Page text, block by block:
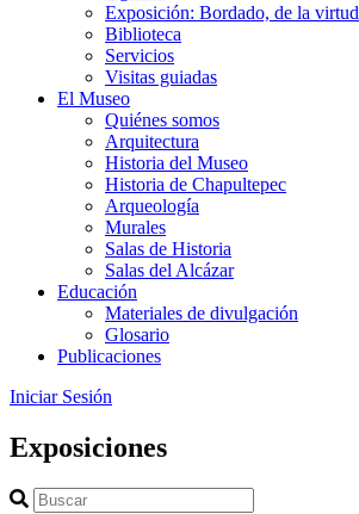
Exposición: Bordado, de la virtud
Biblioteca
Servicios
Visitas guiadas
El Museo
Quiénes somos
Arquitectura
Historia del Museo
Historia de Chapultepec
Arqueología
Murales
Salas de Historia
Salas del Alcázar
Educación
Materiales de divulgación
Glosario
Publicaciones
Iniciar Sesión
Exposiciones